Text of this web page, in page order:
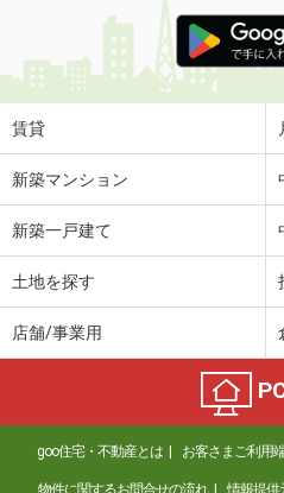
賃貸
新築マンション
新築一戸建て
土地を探す
店舗/事業用
goo住宅・不動産とは お客さまご利用
物件に関するお問合せの流れ 情報提供